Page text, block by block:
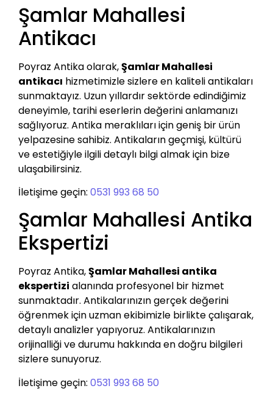
Şamlar Mahallesi
Antikacı
Poyraz Antika olarak,Şamlar Mahallesi
antikacı hizmetimizle sizlere en kaliteli antikaları
sunmaktayız. Uzun yıllardır sektörde edindiğimiz
deneyimle, tarihi eserlerin değerini anlamanızı
sağlıyoruz. Antika meraklıları için geniş bir ürün
yelpazesine sahibiz. Antikaların geçmişi, kültürü
ve estetiğiyle ilgili detaylı bilgi almak için bize
ulaşabilirsiniz.
İletişime geçin: 0531 993 68 50
Şamlar Mahallesi Antika
Ekspertizi
Poyraz Antika,Şamlar Mahallesi antika
ekspertizi alanında profesyonel bir hizmet
sunmaktadır. Antikalarınızın gerçek değerini
öğrenmek için uzman ekibimizle birlikte çalışarak,
detaylı analizler yapıyoruz. Antikalarınızın
orijinalliği ve durumu hakkında en doğru bilgileri
sizlere sunuyoruz.
İletişime geçin: 0531 993 68 50